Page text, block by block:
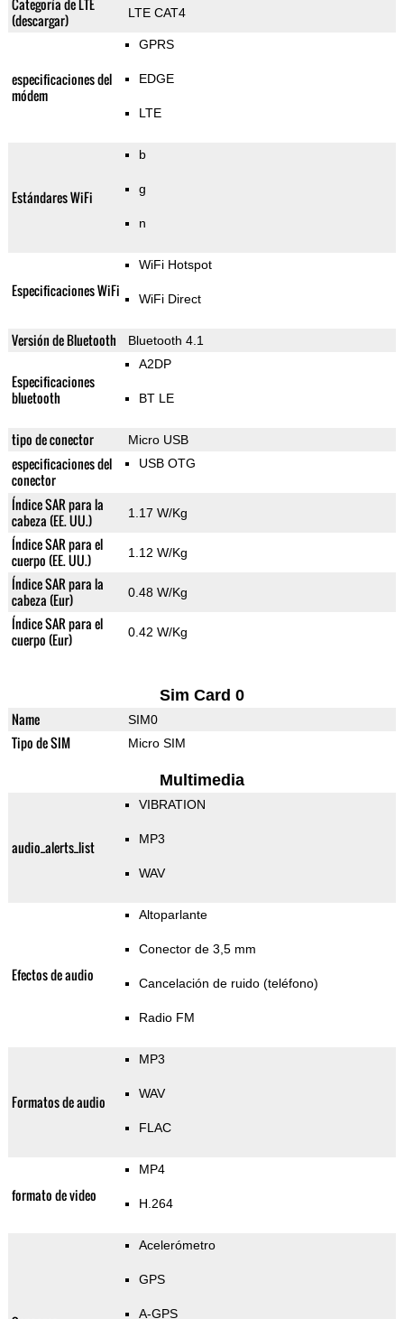
Categoría de LTE
(descargar)
LTE CAT4
especificaciones del
módem
GPRS
EDGE
LTE
Estándares WiFi
b
g
n
Especificaciones WiFi
WiFi Hotspot
WiFi Direct
Versión de Bluetooth Bluetooth 4.1
Especificaciones
bluetooth
A2DP
BT LE
tipo de conector Micro USB
especificaciones del
conector
USB OTG
Índice SAR para la
cabeza (EE. UU.)
1.17 W/Kg
Índice SAR para el
cuerpo (EE. UU.)
1.12 W/Kg
Índice SAR para la
cabeza (Eur)
0.48 W/Kg
Índice SAR para el
cuerpo (Eur)
0.42 W/Kg
Sim Card 0
Name SIM0
Tipo de SIM Micro SIM
Multimedia
audio_alerts_list
VIBRATION
MP3
WAV
Efectos de audio
Altoparlante
Conector de 3,5 mm
Cancelación de ruido (teléfono)
Radio FM
Formatos de audio
MP3
WAV
FLAC
formato de video
MP4
H.264
Acelerómetro
GPS
A-GPS